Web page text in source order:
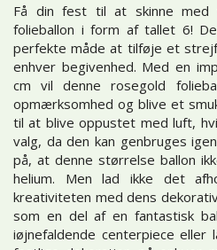
Få din fest til at skinne med
folieballon i form af tallet 6!
perfekte måde at tilføje et
enhver begivenhed. Med en
cm vil denne rosegold
opmærksomhed og blive et
til at blive oppustet med luft,
valg, da den kan genbruges
på, at denne størrelse ballon
helium. Men lad ikke det
kreativiteten med dens
som en del af en fantastisk
iøjnefaldende centerpiece